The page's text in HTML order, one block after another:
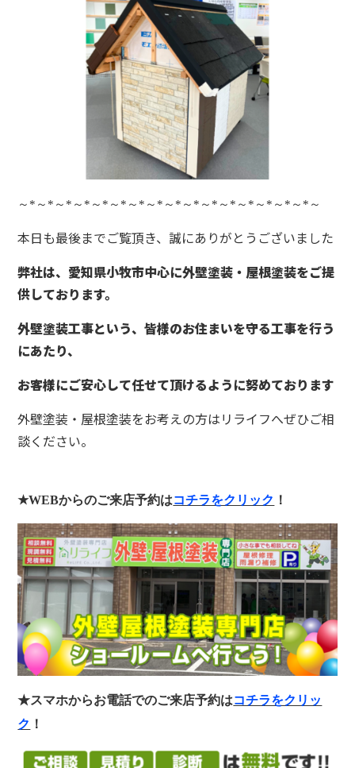
～ * ～ * ～ * ～ * ～ * ～ * ～ * ～ * ～ * ～ * ～ * ～ * ～ * ～ * ～ * ～ * ～
本日も最後までご覧頂き、誠にありがとうございました
弊社は、愛知県小牧市中心に外壁塗装・屋根塗装をご提
供しております。
外壁塗装工事という、皆様のお住まいを守る工事を行う
にあたり、
お客様にご安心して任せて頂けるように努めております
外壁塗装・屋根塗装をお考えの方はリライフへぜひご相
談ください。
★WEBからのご来店予約はコチラをクリック ！
★スマホからお電話でのご来店予約はコチラをクリッ
ク ！